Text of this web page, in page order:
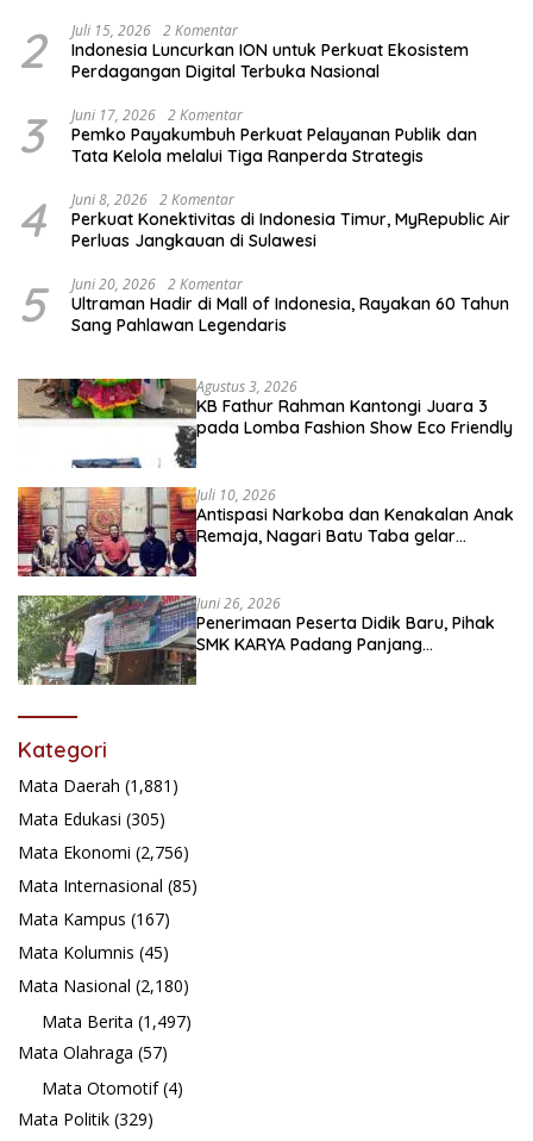
2 Juli 15, 2026 2 Komentar
Indonesia Luncurkan ION untuk Perkuat Ekosistem
Perdagangan Digital Terbuka Nasional
3 Juni 17, 2026 2 Komentar
Pemko Payakumbuh Perkuat Pelayanan Publik dan
Tata Kelola melalui Tiga Ranperda Strategis
4 Juni 8, 2026 2 Komentar
Perkuat Konektivitas di Indonesia Timur, MyRepublic Air
Perluas Jangkauan di Sulawesi
5 Juni 20, 2026 2 Komentar
Ultraman Hadir di Mall of Indonesia, Rayakan 60 Tahun
Sang Pahlawan Legendaris
Agustus 3, 2026
KB Fathur Rahman Kantongi Juara 3
pada Lomba Fashion Show Eco Friendly
Juli 10, 2026
Antispasi Narkoba dan Kenakalan Anak
Remaja, Nagari Batu Taba gelar
Juni 26, 2026
Penerimaan Peserta Didik Baru, Pihak
SMK KARYA Padang Panjang
Kategori
Mata Daerah (1,881)
Mata Edukasi (305)
Mata Ekonomi (2,756)
Mata Internasional (85)
Mata Kampus (167)
Mata Kolumnis (45)
Mata Nasional (2,180)
Mata Berita (1,497)
Mata Olahraga (57)
Mata Otomotif(4)
Mata Politik (329)